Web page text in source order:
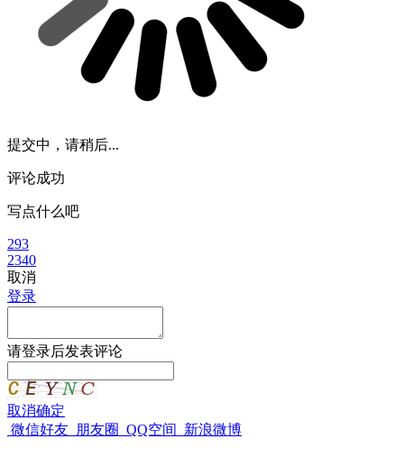
提交中，请稍后...
评论成功
写点什么吧
293
2340
取消
登录
请登录后发表评论
取消确定
微信好友 朋友圈 QQ空间 新浪微博